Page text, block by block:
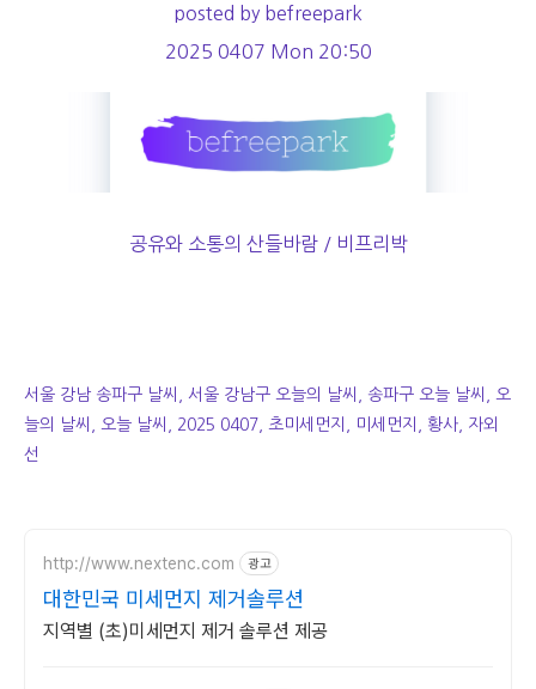
posted by befreepark
2025 0407 Mon 20:50
공유와 소통의 산들바람 / 비프리박
서울 강남 송파구 날씨, 서울 강남구 오늘의 날씨, 송파구 오늘 날씨, 오
늘의 날씨, 오늘 날씨, 2025 0407, 초미세먼지, 미세먼지, 황사, 자외
선
http://www.nextenc.com 광고
대한민국 미세먼지 제거솔루션
지역별 (초)미세먼지 제거 솔루션 제공